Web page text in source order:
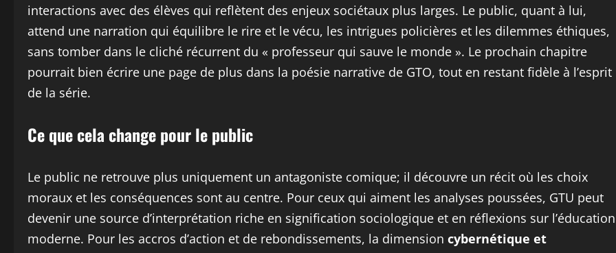
interactions avec des élèves qui reflètent des enjeux sociétaux plus larges. Le public, quant à lui,
attend une narration qui équilibre le rire et le vécu, les intrigues policières et les dilemmes éthiques,
sans tomber dans le cliché récurrent du « professeur qui sauve le monde ». Le prochain chapitre
pourrait bien écrire une page de plus dans la poésie narrative de GTO, tout en restant fidèle à l’esprit
de la série.
Ce que cela change pour le public
Le public ne retrouve plus uniquement un antagoniste comique; il découvre un récit où les choix
moraux et les conséquences sont au centre. Pour ceux qui aiment les analyses poussées, GTU peut
devenir une source d’interprétation riche en signification sociologique et en réflexions sur l’éducation
moderne. Pour les accros d’action et de rebondissements, la dimension cybernétique et